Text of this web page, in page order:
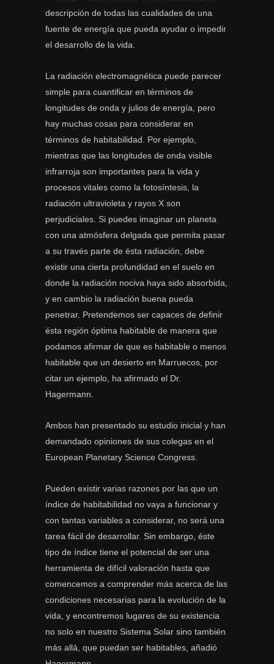
descripción de todas las cualidades de una
fuente de energía que pueda ayudar o impedir
el desarrollo de la vida.
La radiación electromagnética puede parecer
simple para cuantificar en términos de
longitudes de onda y julios de energía, pero
hay muchas cosas para considerar en
términos de habitabilidad. Por ejemplo,
mientras que las longitudes de onda visible
infrarroja son importantes para la vida y
procesos vitales como la fotosíntesis, la
radiación ultravioleta y rayos X son
perjudiciales. Si puedes imaginar un planeta
con una atmósfera delgada que permita pasar
a su través parte de ésta radiación, debe
existir una cierta profundidad en el suelo en
donde la radiación nociva haya sido absorbida,
y en cambio la radiación buena pueda
penetrar. Pretendemos ser capaces de definir
ésta región óptima habitable de manera que
podamos afirmar de que es habitable o menos
habitable que un desierto en Marruecos, por
citar un ejemplo, ha afirmado el Dr.
Hagermann.
Ambos han presentado su estudio inicial y han
demandado opiniones de sus colegas en el
European Planetary Science Congress.
Pueden existir varias razones por las que un
índice de habitabilidad no vaya a funcionar y
con tantas variables a considerar, no será una
tarea fácil de desarrollar. Sin embargo, éste
tipo de índice tiene el potencial de ser una
herramienta de difícil valoración hasta que
comencemos a comprender más acerca de las
condiciones necesarias para la evolución de la
vida, y encontremos lugares de su existencia
no solo en nuestro Sistema Solar sino también
más allá, que puedan ser habitables, añadió